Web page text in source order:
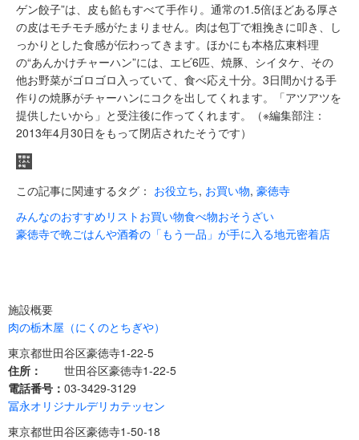
ゲン餃子”は、皮も餡もすべて手作り。通常の1.5倍ほどある厚さ
の皮はモチモチ感がたまりません。肉は包丁で粗挽きに叩き、し
っかりとした食感が伝わってきます。ほかにも本格広東料理
の“あんかけチャーハン”には、エビ6匹、焼豚、シイタケ、その
他お野菜がゴロゴロ入っていて、食べ応え十分。3日間かける手
作りの焼豚がチャーハンにコクを出してくれます。「アツアツを
提供したいから」と受注後に作ってくれます。（※編集部注：
2013年4月30日をもって閉店されたそうです）
この記事に関連するタグ： お役立ち, お買い物, 豪徳寺
みんなのおすすめリスト お買い物食べ物おそうざい
豪徳寺で晩ごはんや酒肴の「もう一品」が手に入る地元密着店
施設概要
肉の栃木屋（にくのとちぎや）
東京都世田谷区豪徳寺1-22-5
住所：
世田谷区豪徳寺1-22-5
電話番号： 03-3429-3129
冨永オリジナルデリカテッセン
東京都世田谷区豪徳寺1-50-18